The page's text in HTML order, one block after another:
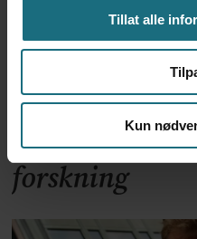
Tillat alle
Kun
Kliniske
til land bare
forskning